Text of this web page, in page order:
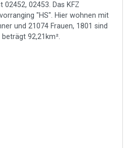
02452, 02453. Das KFZ
"HS". Hier wohnen mit
und 21074 Frauen, 1801 sind
92,21km².